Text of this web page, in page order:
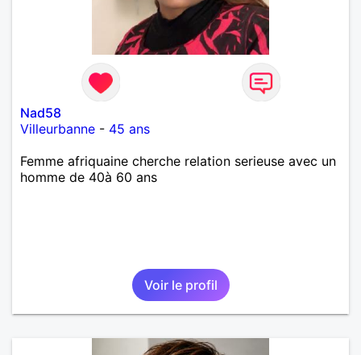
Nad58
Villeurbanne - 45 ans
Femme afriquaine cherche relation serieuse avec un
homme de 40à 60 ans
Voir le profil